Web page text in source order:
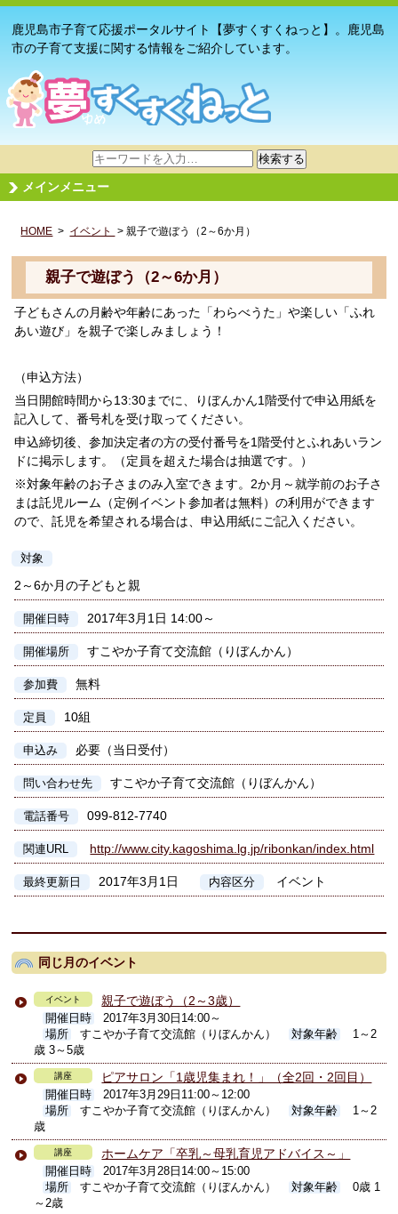
鹿児島市子育て応援ポータルサイト【夢すくすくねっと】。鹿児島
市の子育て支援に関する情報をご紹介しています。
サ
イ
ト
検
検索する
メインメニュー
HOME > イベント > 親子で遊ぼう（2～6か月）
親子で遊ぼう（2～6か月）
子どもさんの月齢や年齢にあった「わらべうた」や楽しい「ふれ
あい遊び」を親子で楽しみましょう！
（申込方法）
当日開館時間から13:30までに、りぼんかん1階受付で申込用紙を
記入して、番号札を受け取ってください。
申込締切後、参加決定者の方の受付番号を1階受付とふれあいラン
ドに掲示します。（定員を超えた場合は抽選です。）
※対象年齢のお子さまのみ入室できます。2か月～就学前のお子さ
まは託児ルーム（定例イベント参加者は無料）の利用ができます
ので、託児を希望される場合は、申込用紙にご記入ください。
対象
2～6か月の子どもと親
開催日時 2017年3月1日 14:00～
開催場所 すこやか子育て交流館（りぼんかん）
参加費 無料
定員 10組
申込み 必要（当日受付）
問い合わせ先 すこやか子育て交流館（りぼんかん）
電話番号 099-812-7740
関連URL http://www.city.kagoshima.lg.jp/ribonkan/index.html
最終更新日 2017年3月1日 内容区分 イベント
同じ月のイベント
イベント 親子で遊ぼう（2～3歳）
開催日時
2017年3月30日14:00～
場所
すこやか子育て交流館（りぼんかん） 対象年齢
1～2
歳 3～5歳
講座 ピアサロン「1歳児集まれ！」（全2回・2回目）
開催日時
2017年3月29日11:00～12:00
場所
すこやか子育て交流館（りぼんかん） 対象年齢
1～2
歳
講座 ホームケア「卒乳～母乳育児アドバイス～」
開催日時
2017年3月28日14:00～15:00
場所
すこやか子育て交流館（りぼんかん） 対象年齢
0歳 1
～2歳